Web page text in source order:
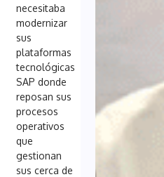
necesitaba
modernizar
sus
plataformas
tecnológicas
SAP donde
reposan sus
procesos
operativos
que
gestionan
sus cerca de